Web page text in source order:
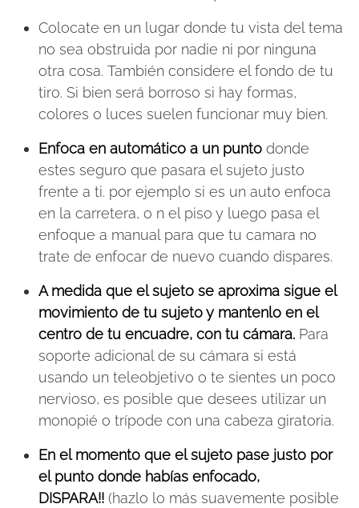
Colocate en un lugar donde tu vista del tema
no sea obstruida por nadie ni por ninguna
otra cosa. También considere el fondo de tu
tiro. Si bien será borroso si hay formas,
colores o luces suelen funcionar muy bien.
Enfoca en automático a un punto donde
estes seguro que pasara el sujeto justo
frente a ti. por ejemplo si es un auto enfoca
en la carretera, o n el piso y luego pasa el
enfoque a manual para que tu camara no
trate de enfocar de nuevo cuando dispares.
A medida que el sujeto se aproxima sigue el
movimiento de tu sujeto y mantenlo en el
centro de tu encuadre, con tu cámara. Para
soporte adicional de su cámara si está
usando un teleobjetivo o te sientes un poco
nervioso, es posible que desees utilizar un
monopié o trípode con una cabeza giratoria.
En el momento que el sujeto pase justo por
el punto donde habías enfocado,
DISPARA!! (hazlo lo más suavemente posible